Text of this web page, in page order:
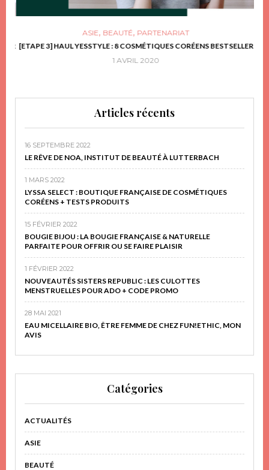
ASIE, BEAUTÉ, PARTENARIAT
[ETAPE 3] HAUL YESSTYLE : 8 COSMÉTIQUES CORÉENS BESTSELLER
1 AVRIL 2020
Articles récents
16 SEPTEMBRE 2022
LE RÊVE DE NOA, INSTITUT DE BEAUTÉ À LUTTERBACH
1 MARS 2022
LYSSA SELECT : BOUTIQUE FRANÇAISE DE COSMÉTIQUES
CORÉENS + TESTS PRODUITS
15 FÉVRIER 2022
BOUGIE BIJOU : LA BOUGIE FRANÇAISE & NATURELLE
PARFAITE POUR OFFRIR OU SE FAIRE PLAISIR
1 FÉVRIER 2022
NOUVEAUTÉS SISTERS REPUBLIC : LES CULOTTES
MENSTRUELLES POUR ADO + CODE PROMO
28 MAI 2021
EAU MICELLAIRE BIO, ÊTRE FEMME DE CHEZ FUN!ETHIC, MON
AVIS
Catégories
ACTUALITÉS
ASIE
BEAUTÉ